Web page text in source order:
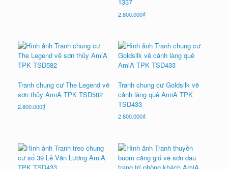
2.800.000₫
Tranh chung cư The Legend vẽ
sơn thủy AmiA TPK TSD582
2.800.000₫
Tranh chung cư Goldsilk vẽ
cảnh làng quê AmiA TPK
TSD433
2.800.000₫